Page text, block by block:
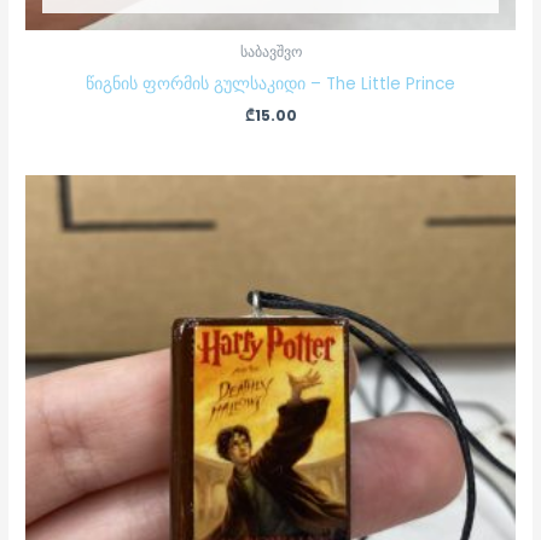
საბავშვო
წიგნის ფორმის გულსაკიდი – The Little Prince
₾15.00